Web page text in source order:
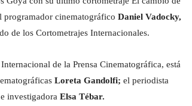
programador cinematográfico Daniel Vadocky,
de los Cortometrajes Internacionales.
de la Prensa Cinematográfica, está
Loreta Gandolfi; el periodista
investigadora Elsa Tébar.